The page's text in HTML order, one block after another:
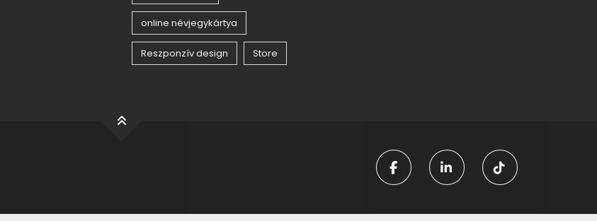
online névjegykártya
Reszponzív design Store